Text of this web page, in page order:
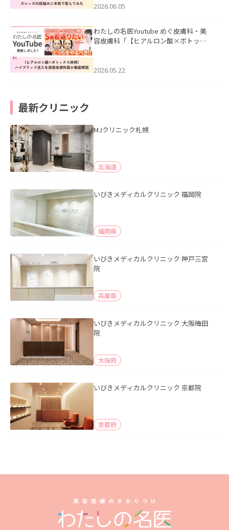
2026.06.05
わたしの名医Youtube めぐ皮膚科・美
容皮膚科「【ヒアルロン酸×ボトック
た。
2026.05.22
最新クリニック
MJクリニック札幌
北海道
いびきメディカルクリニック 福岡院
福岡県
いびきメディカルクリニック 神戸三宮
院
兵庫県
いびきメディカルクリニック 大阪梅田
院
大阪府
いびきメディカルクリニック 京都院
京都府